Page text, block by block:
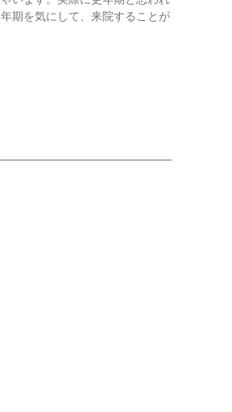
期を気にして、来院することが